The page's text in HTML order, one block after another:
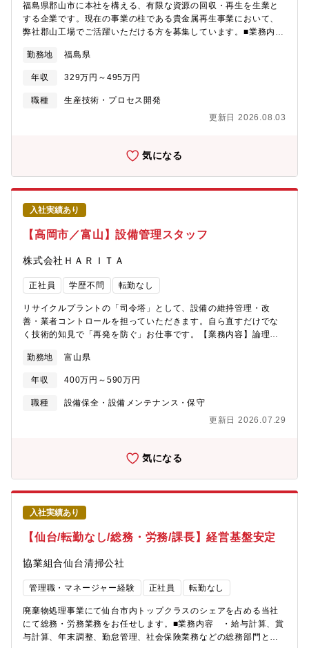
福島県郡山市に本社を構える、有限な資源の回収・再生を生業と
する企業です。現在の事業の柱である貴金属再生事業において、
弊社郡山工場でご活躍いただける方を募集しています。■業務内
のいずれかをお任せします。・生産工程で廃棄された製品のスク
ラップなどから、アルカリ性の薬液を使用して貴金属を剥離する
作業・剥離した薬液を半自動機械を使用し、貴金属と液体に分離
する作業■働く環境：・コミュニケーションをとりながら、チーム
資格取得時の受講料補助等、スキルアップのためのフォロー体制
イデアを提案することを奨励する環境です。どんどん新しいこと
にチャレンジできます。将来的には、製造現場のリーダーやさら
に上位のマネジメント層へのステップアップも目指せます。※同
社では、会社が従業員に求める「期待人材像」を設定していま
す。それに基づき、年齢・経験年数に関わらず、人事評価を行っ
ています。また、製造オペレーターから製造リーダー・マネージ
ャーへの役割転換にチャレンジできる「コース転換制度」も整
備・運用しています。■同社の魅力：（1）成長性：経済産業省よ
り、今後の地域経済を牽引することが期待される企業「地域未来
牽引企業」 として指定を受けています。また、今後拡大が見込ま
れるスマホ、EV、自動車自動運転の業界に関連しているレアメタ
ル関連事業にも力を入れています。（2）安定利益：創立以来、毎
期黒字を継続中で安定利益を出しています。（3）技術力：特許活
用優良企業表彰を受けており、特許取得22件、出願中4件、内6件
は海外延べ22ヵ国で特許取得しています。■その他：会社について
で）※距離による家族手当：子供1名につき10,000円（3名まで）
険完備退職金制度：勤続3年以上の方対象／65歳までの再雇用あり
＜定年＞60歳＜育休取得実績＞有＜教育制度・資格補助補足＞・
教育受講料補助※受検結果に応じて・指定資格取得時の受講料補
（取得実績あり）■同好会制度■慶弔見舞金■保養所（温泉施設宿泊
割引）■人間ドッグ制度（社内区分、35歳以上対象）■持家促進の
利子補給（月33,500円まで）■インフルエンザ予防接種補助
勤務地 福島県
年収 329万円～495万円
職種
生産技術・プロセス開発
更新日 2026.08.03
気になる
入社実績あり
【高岡市／富山】設備管理スタッフ
株式会社ＨＡＲＩＴＡ
正社員 学歴不問 転勤なし
リサイクルプラントの「司令塔」として、設備の維持管理・改
善・業者コントロールを担っていただきます。自ら直すだけでな
く技術的知見で「再発を防ぐ」お仕事です。【業務内容】論理的
の工事指示、スケジュール・品質管理等
勤務地 富山県
年収 400万円～590万円
職種
設備保全・設備メンテナンス・保守
更新日 2026.07.29
気になる
入社実績あり
【仙台/転勤なし/総務・労務/課長】経営基盤安定
協業組合仙台清掃公社
管理職・マネージャー経験 正社員 転勤なし
廃棄物処理事業にて仙台市内トップクラスのシェアを占める当社
にて総務・労務業務をお任せします。■業務内容 ・給与計算、賞
与計算、年末調整、勤怠管理、社会保険業務などの総務部門とし